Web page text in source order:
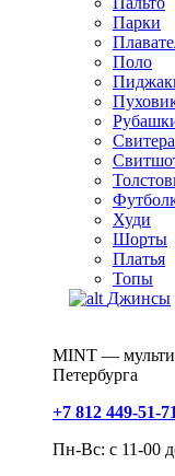
Парки
Поло
Свитера
Худи
Шорты
Платья
Топы
Джинсы
MINT —
Петербурга
+7 812 449-51-71
Пн-Вс: с 11-00